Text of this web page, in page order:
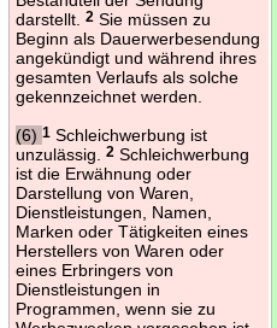
darstellt.
2Sie müssen zu
Beginn als Dauerwerbesendung
angekündigt und während ihres
gesamten Verlaufs als solche
gekennzeichnet werden.
(6) 1Schleichwerbung ist
unzulässig.
2Schleichwerbung
ist die Erwähnung oder
Darstellung von Waren,
Dienstleistungen, Namen,
Marken oder Tätigkeiten eines
Herstellers von Waren oder
eines Erbringers von
Dienstleistungen in
Programmen, wenn sie zu